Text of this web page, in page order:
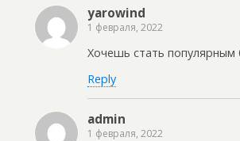
yarowind
1 февраля, 2022
Хочешь стать популярным
Reply
admin
1 февраля, 2022